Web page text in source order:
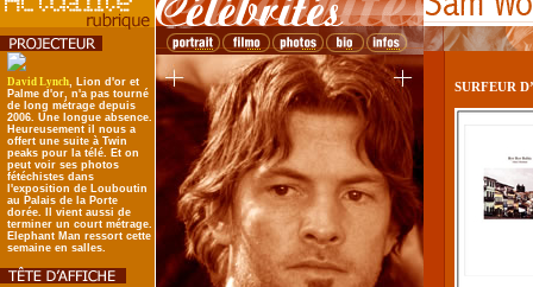
David Lynch, Lion d'or et
Palme d'or, n'a pas tourné
de long métrage depuis
2006. Une longue absence.
Heureusement il nous a
offert une suite à Twin
peaks pour la télé. Et on
peut voir ses photos
fétéchistes dans
l'exposition de Louboutin
au Palais de la Porte
dorée. Il vient aussi de
terminer un court métrage.
Elephant Man ressort cette
semaine en salles.
SURFEUR